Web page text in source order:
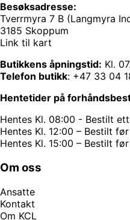
Besøksadresse:
Tverrmyra 7 B (Langmyra
3185 Skoppum
Link til kart
Butikkens åpningstid: Kl.
Telefon butikk: +47 33 04
Hentetider på
Hentes Kl. 08:00 - Bestilt
Hentes Kl. 12:00 – Bestilt
Hentes Kl. 15:00 – Bestilt
Om oss
Ansatte
Kontakt
Om KCL